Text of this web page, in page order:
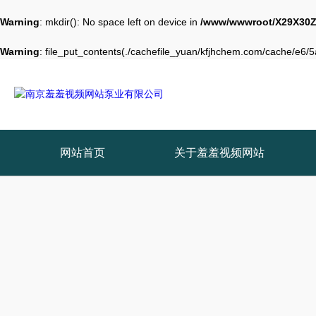
Warning: mkdir(): No space left on device in /www/wwwroot/
Warning: file_put_contents(./cachefile_yuan/kfjhchem.com/cache/
网站首页 关于羞羞视频网站